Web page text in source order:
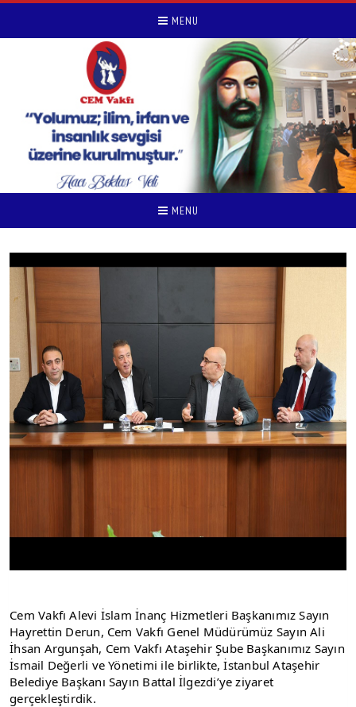
MENU
MENU
Cem Vakfı Alevi İslam İnanç Hizmetleri Başkanımız Sayın
Hayrettin Derun, Cem Vakfı Genel Müdürümüz Sayın Ali
İhsan Argunşah, Cem Vakfı Ataşehir Şube Başkanımız Sayın
İsmail Değerli ve Yönetimi ile birlikte, İstanbul Ataşehir
Belediye Başkanı Sayın Battal İlgezdi’ye ziyaret
gerçekleştirdik.